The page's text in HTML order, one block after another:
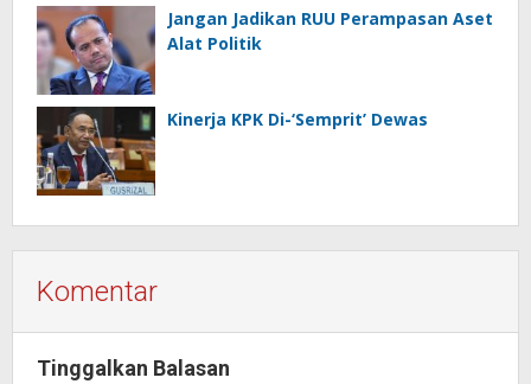
Jangan Jadikan RUU Perampasan Aset
Alat Politik
Kinerja KPK Di-‘Semprit’ Dewas
Komentar
Tinggalkan Balasan